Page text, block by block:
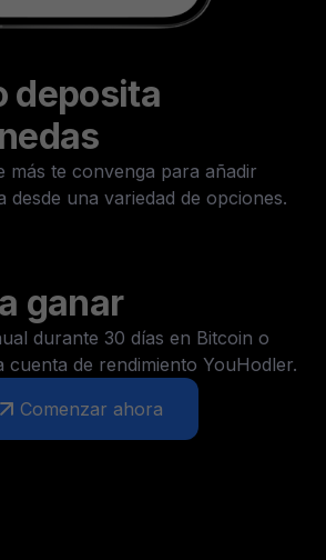
deposita
más te convenga para añadir
desde una variedad de opciones.
ganar
durante 30 días en Bitcoin o
cuenta de rendimiento YouHodler.
Comenzar ahora